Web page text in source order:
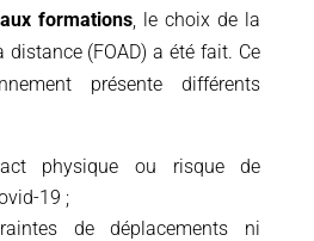
formations, le choix de la
distance (FOAD) a été fait. Ce
présente différents
physique ou risque de
19 ;
de déplacements ni